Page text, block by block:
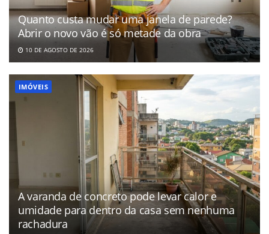
Quanto custa mudar uma janela de parede?
Abrir o novo vão é só metade da obra
10 DE AGOSTO DE 2026
IMÓVEIS
A varanda de concreto pode levar calor e
umidade para dentro da casa sem nenhuma
rachadura